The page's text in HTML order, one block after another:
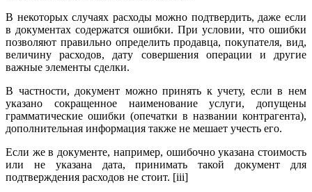
В некоторых случаях расходы можно подтвердить, даже если
в документах содержатся ошибки. При условии, что ошибки
позволяют правильно определить продавца, покупателя, вид,
величину расходов, дату совершения операции и другие
важные элементы сделки.
В частности, документ можно принять к учету, если в нем
указано сокращенное наименование услуги, допущены
грамматические ошибки (опечатки в названии контрагента),
дополнительная информация также не мешает учесть его.
Если же в документе, например, ошибочно указана стоимость
или не указана дата, принимать такой документ для
подтверждения расходов не стоит. [iii]